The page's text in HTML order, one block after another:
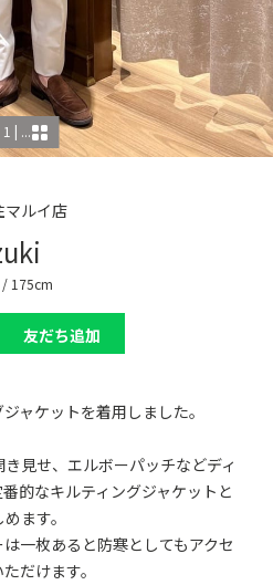
1 | ...
マルイ店
/ 175cm
友だち追加
ャケットを着用しました。
見せ、エルボーパッチなどディ
的なキルティングジャケットと
ます。
一枚あると防寒としてもアクセ
だけます。